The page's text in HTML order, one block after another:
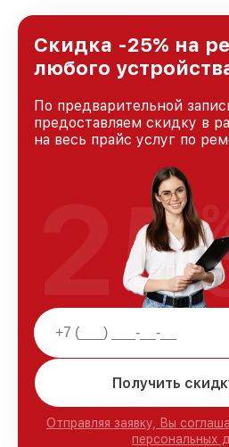
Скидка -25% на
любого
По предварительной
предоставляем скидку в
на весь прайс услуг по
Получить
Отправляя заявку, Вы
персональных
25